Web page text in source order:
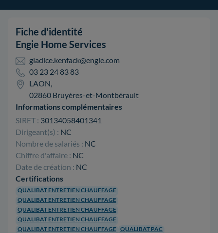
Fiche d'identité
Engie Home Services
gladice.kenfack@engie.com
03 23 24 83 83
LAON,
02860 Bruyères-et-Montbérault
Informations complémentaires
SIRET : 30134058401341
Dirigeant(s) : NC
Nombre de salariés : NC
Chiffre d'affaire : NC
Date de création : NC
Certifications
QUALIBAT ENTRETIEN CHAUFFAGE
QUALIBAT ENTRETIEN CHAUFFAGE
QUALIBAT ENTRETIEN CHAUFFAGE
QUALIBAT ENTRETIEN CHAUFFAGE
QUALIBAT ENTRETIEN CHAUFFAGE QUALIBAT PAC